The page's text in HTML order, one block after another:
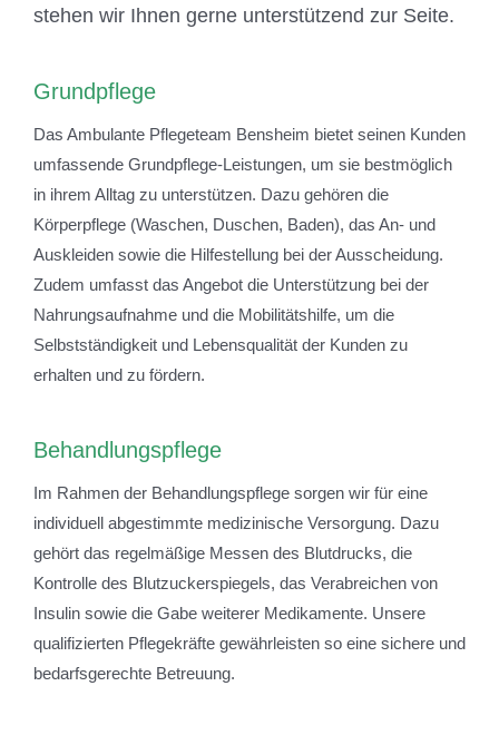
stehen wir Ihnen gerne unterstützend zur Seite.
Grundpflege
Das Ambulante Pflegeteam Bensheim bietet seinen Kunden
umfassende Grundpflege-Leistungen, um sie bestmöglich
in ihrem Alltag zu unterstützen. Dazu gehören die
Körperpflege (Waschen, Duschen, Baden), das An- und
Auskleiden sowie die Hilfestellung bei der Ausscheidung.
Zudem umfasst das Angebot die Unterstützung bei der
Nahrungsaufnahme und die Mobilitätshilfe, um die
Selbstständigkeit und Lebensqualität der Kunden zu
erhalten und zu fördern.
Behandlungspflege
Im Rahmen der Behandlungspflege sorgen wir für eine
individuell abgestimmte medizinische Versorgung. Dazu
gehört das regelmäßige Messen des Blutdrucks, die
Kontrolle des Blutzuckerspiegels, das Verabreichen von
Insulin sowie die Gabe weiterer Medikamente. Unsere
qualifizierten Pflegekräfte gewährleisten so eine sichere und
bedarfsgerechte Betreuung.